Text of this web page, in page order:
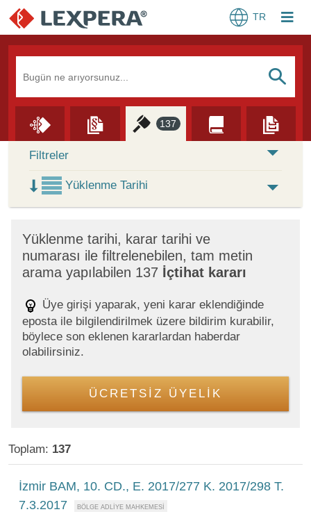
TR
S
137
Skip to Search Results
Filtreler
Yüklenme Tarihi
Yüklenme tarihi, karar tarihi ve
numarası ile filtrelenebilen, tam metin
arama yapılabilen 137 İçtihat kararı
Üye girişi yaparak, yeni karar eklendiğinde
eposta ile bilgilendirilmek üzere bildirim kurabilir,
böylece son eklenen kararlardan haberdar
olabilirsiniz.
ÜCRETSİZ ÜYELİK
Toplam: 137
İzmir BAM, 10. CD., E. 2017/277 K. 2017/298 T.
7.3.2017